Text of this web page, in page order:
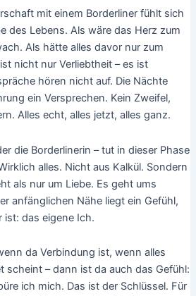
mit einem Borderliner fühlt sich
des Lebens. Als wäre das Herz zum
Als hätte alles davor nur zum
nicht nur Verliebtheit – es ist
hören nicht auf. Die Nächte
ein Versprechen. Kein Zweifel,
Alles echt, alles jetzt, alles ganz.
die Borderlinerin – tut in dieser Phase
alles. Nicht aus Kalkül. Sondern
als nur um Liebe. Es geht ums
anfänglichen Nähe liegt ein Gefühl,
das eigene Ich.
da Verbindung ist, wenn alles
scheint – dann ist da auch das Gefühl:
ich mich. Das ist der Schlüssel. Für